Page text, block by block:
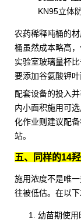
KN95立体
农药稀释吨桶的
桶虽然成本略高
实验室玻璃量杯
要添加谷氨酸钾
配套设备的投入
内小面积施用可
化作业则建议配备
站。
五、同样的14
施用浓度不是唯
往被低估。在以下
幼苗期使用